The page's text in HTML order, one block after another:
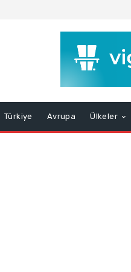
Türkiye Avrupa Ülkeler